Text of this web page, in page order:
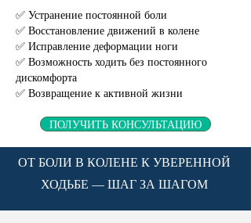
✅ Устранение постоянной боли
✅ Восстановление движений в колене
✅ Исправление деформации ноги
✅ Возможность ходить без постоянного
дискомфорта
✅ Возвращение к активной жизни
ПОЛУЧИТЬ КОНСУЛЬТАЦИЮ
ОТ БОЛИ В КОЛЕНЕ К УВЕРЕННОЙ
ХОДЬБЕ — ШАГ ЗА ШАГОМ